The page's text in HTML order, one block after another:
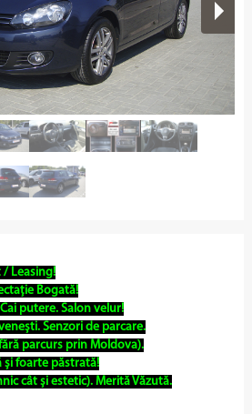
/ Leasing!
Bogată!
putere. Salon velur!
Senzori de parcare.
parcurs prin Moldova).
și foarte păstrată!
cât și estetic). Merită Văzută.